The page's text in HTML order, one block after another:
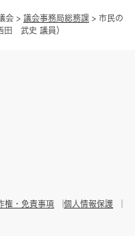
会 > 議会事務局総務課 > 市民の
田 武史 議員）
権・免責事項
個人情報保護